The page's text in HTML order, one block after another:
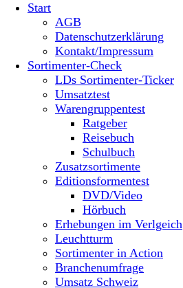
Start
AGB
Datenschutzerklärung
Kontakt/Impressum
Sortimenter-Check
LDs Sortimenter-Ticker
Umsatztest
Warengruppentest
Ratgeber
Reisebuch
Schulbuch
Zusatzsortimente
Editionsformentest
DVD/Video
Hörbuch
Erhebungen im Verlgeich
Leuchtturm
Sortimenter in Action
Branchenumfrage
Umsatz Schweiz